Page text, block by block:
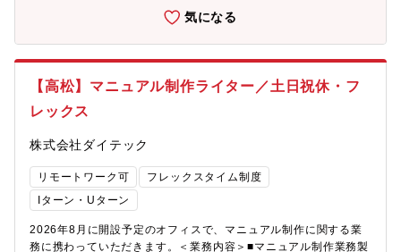
気になる
【高松】マニュアル制作ライター／土日祝休・フ
レックス
株式会社ダイテック
リモートワーク可
フレックスタイム制度
Iターン・Uターン
2026年8月に開設予定のオフィスで、マニュアル制作に関する業
務に携わっていただきます。＜業務内容＞■マニュアル制作業務製